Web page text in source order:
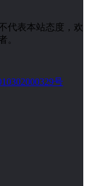
代表本站态度，欢
。
号